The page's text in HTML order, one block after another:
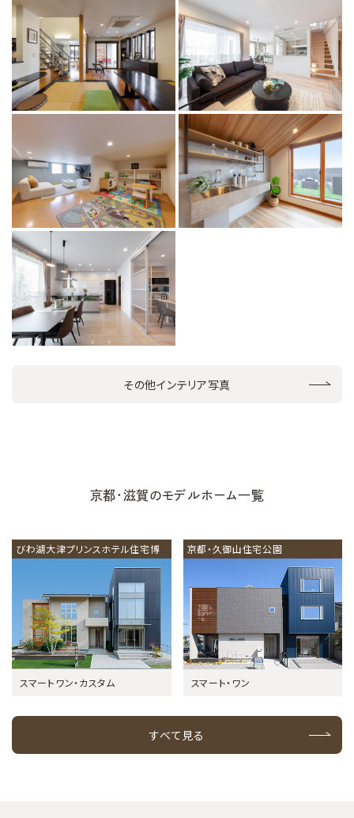
その他インテリア写真
京都・滋賀のモデルホーム一覧
びわ湖大津プリンスホテル住宅博
スマートワン・カスタム
京都・久御山住宅公園
スマート・ワン
すべて見る